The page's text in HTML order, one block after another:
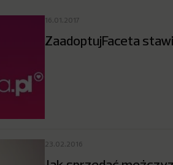
16.01.2017
ZaadoptujFaceta
23.02.2016